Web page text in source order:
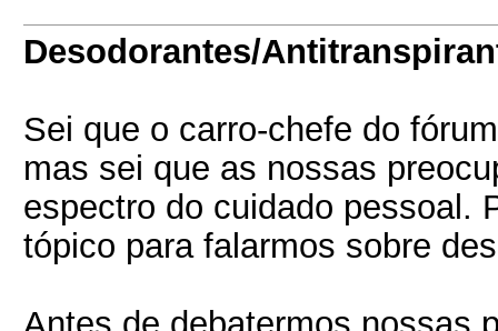
Desodorantes/
Sei que o carro-chefe do
mas sei que as nossas
espectro do cuidado pessoal.
tópico para falarmos sobre
Antes de debatermos nossas